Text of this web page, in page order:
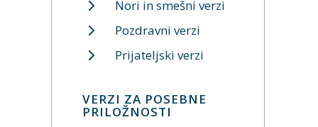
Nori in smešni verzi
Pozdravni verzi
Prijateljski verzi
VERZI ZA POSEBNE
PRILOŽNOSTI